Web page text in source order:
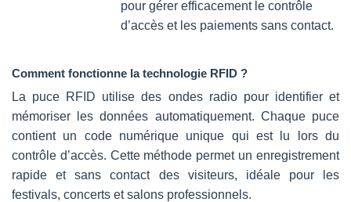
pour gérer efficacement le contrôle
d’accès et les paiements sans contact.
Comment fonctionne la technologie RFID ?
La puce RFID utilise des ondes radio pour identifier et
mémoriser les données automatiquement. Chaque puce
contient un code numérique unique qui est lu lors du
contrôle d’accès. Cette méthode permet un enregistrement
rapide et sans contact des visiteurs, idéale pour les
festivals, concerts et salons professionnels.